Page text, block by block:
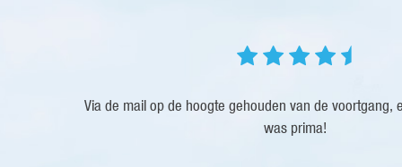
Via de mail op de hoogte gehouden van de voortgang,
was prima!